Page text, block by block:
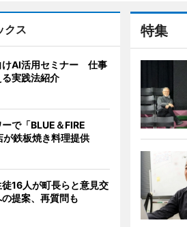
特集
クス
けAI活用セミナー 仕事
実践法紹介
で「BLUE＆FIRE
鉄板焼き料理提供
徒16人が町長らと意見交
提案、再質問も